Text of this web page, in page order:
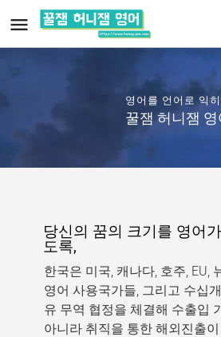
영어를 언어로 익
꿀잼 허니잼 영
당신의 꿈의 크기를 영어
도록,
한국은 미국, 캐나다, 호주, EU,
영어 사용국가들, 그리고 수십
유 무역 협정을 체결해 수출입
아니라 취직을 통한 해외진출